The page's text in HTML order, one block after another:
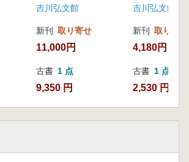
吉川弘文館
新刊 取り寄せ
11,000円
古書 1 点
9,350 円
吉川弘文館
新刊 取り寄せ
4,180円
古書 1 点
2,530 円